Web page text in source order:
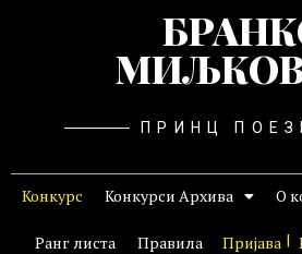
ПРИНЦ
Конкурс Конкурси Архива О
Ранг листа Правила Пријава